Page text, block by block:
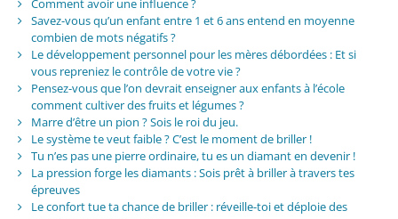
Comment avoir une influence ?
Savez-vous qu’un enfant entre 1 et 6 ans entend en moyenne
combien de mots négatifs ?
Le développement personnel pour les mères débordées : Et si
vous repreniez le contrôle de votre vie ?
Pensez-vous que l’on devrait enseigner aux enfants à l’école
comment cultiver des fruits et légumes ?
Marre d’être un pion ? Sois le roi du jeu.
Le système te veut faible ? C’est le moment de briller !
Tu n’es pas une pierre ordinaire, tu es un diamant en devenir !
La pression forge les diamants : Sois prêt à briller à travers tes
épreuves
Le confort tue ta chance de briller : réveille-toi et déploie des